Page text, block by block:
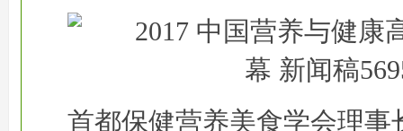
首都保健营养美食学会理事